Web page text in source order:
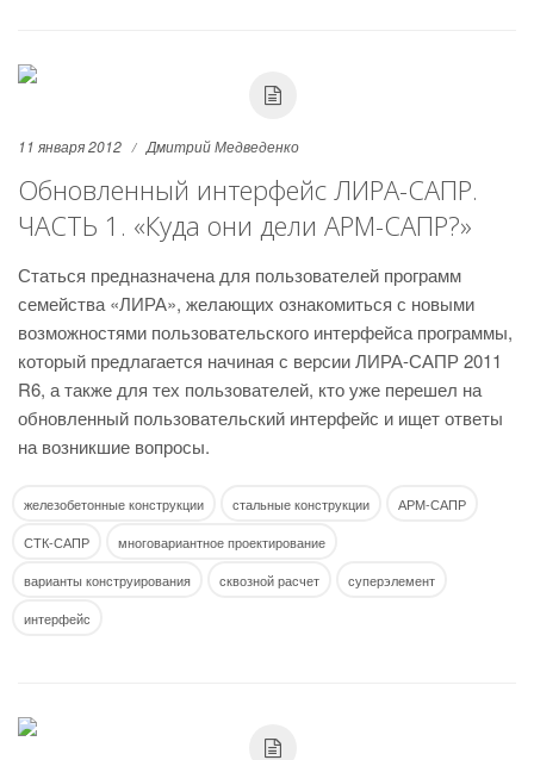
11 января 2012 Дмитрий Медведенко
Обновленный интерфейс ЛИРА-САПР.
ЧАСТЬ 1. «Куда они дели АРМ-САПР?»
Статься предназначена для пользователей программ
семейства «ЛИРА», желающих ознакомиться с новыми
возможностями пользовательского интерфейса программы,
который предлагается начиная с версии ЛИРА-САПР 2011
R6, а также для тех пользователей, кто уже перешел на
обновленный пользовательский интерфейс и ищет ответы
на возникшие вопросы.
железобетонные конструкции стальные конструкции
АРМ-САПР
СТК-САПР
многовариантное проектирование
варианты конструирования
сквозной расчет
суперэлемент
интерфейс